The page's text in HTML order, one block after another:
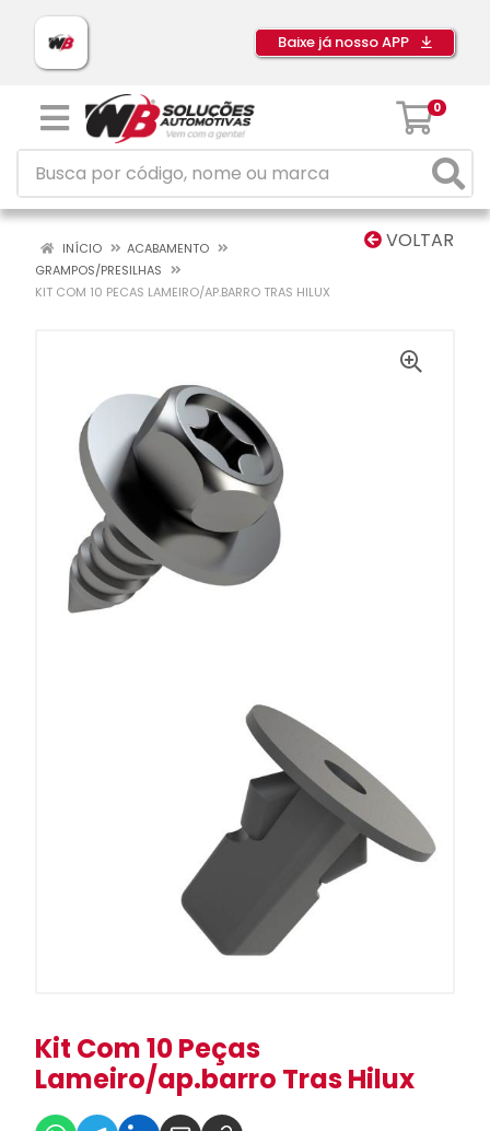
Baixe já nosso APP
0
VOLTAR
INÍCIO
ACABAMENTO
GRAMPOS/PRESILHAS
KIT COM 10 PECAS LAMEIRO/AP.BARRO TRAS HILUX
Kit Com 10 Peças
Lameiro/ap.barro Tras Hilux